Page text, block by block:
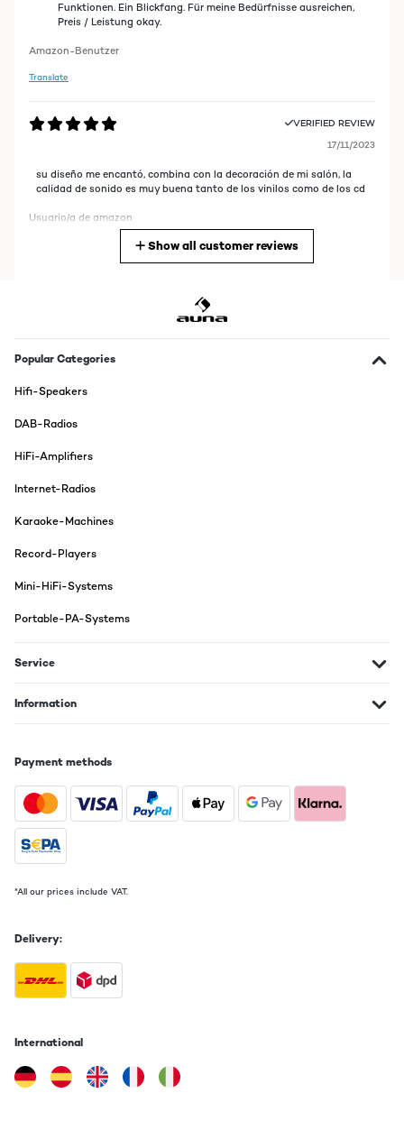
Funktionen. Ein Blickfang. Für meine Bedürfnisse ausreichen,
Preis / Leistung okay.
Amazon-Benutzer
Translate
VERIFIED REVIEW
17/11/2023
su diseño me encantó, combina con la decoración de mi salón, la
calidad de sonido es muy buena tanto de los vinilos como de los cd
Usuario/a de amazon
an dem Klang nicht gut fanden.Die Verarbeitung ist relativ
Gerät erfüllt seinen Zweck! Und sieht gut aus!Ein Kassettendeck
fehlt, dann wäre es für mich perfekt.
Amazon-Benutzer
Translate
Der Plattenspieler kommt bereits fast komplett aufgebaut und
Verarbeitung ist ansprechend und hochwertig. Der Ton gefällt
mir sehr gut und die Bluetooth Option ist eine coole Alternative
laufen lassen möchte.
Bedienung und sieht gut aus
Amazon-Benutzer
Translate
Ce produit est d'une qualité très bonne ! Il répond à tous mes
qualité pour une grande pièce. Il a un design très sympa qui ajoute
un petit meuble à un salon moderne ou non. De plus, toutes ses
fonctionnalités sont assez complètes, tout ce qui est nécessaire est
Utilisateur d'Amazon
Translate
Show all customer reviews
Popular Categories
Hifi-Speakers
DAB-Radios
HiFi-Amplifiers
Internet-Radios
Karaoke-Machines
Record-Players
Mini-HiFi-Systems
Portable-PA-Systems
Service
Information
Payment methods
*All our prices include VAT.
Delivery:
International